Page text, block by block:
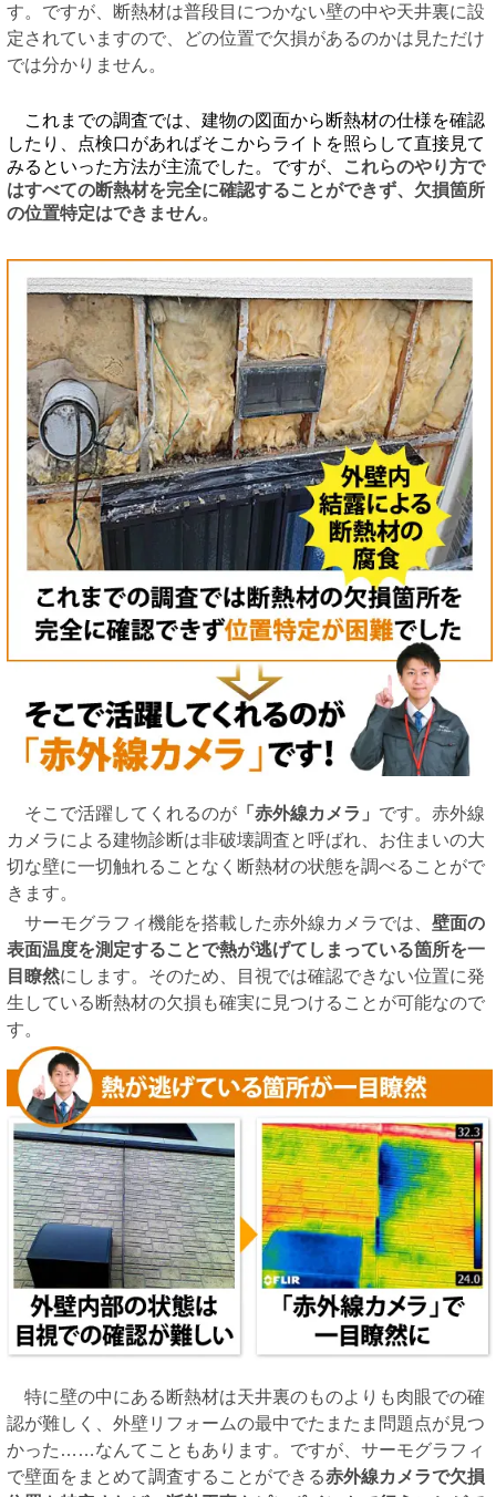
す。ですが、断熱材は普段目につかない壁の中や天井裏に設
定されていますので、どの位置で欠損があるのかは見ただけ
では分かりません。
これまでの調査では、建物の図面から断熱材の仕様を確認
したり、点検口があればそこからライトを照らして直接見て
みるといった方法が主流でした。ですが、
これらのやり方で
はすべての断熱材を完全に確認することができず、欠損箇所
の位置特定はできません。
そこで活躍してくれるのが「赤外線カメラ」 です。赤外線
カメラによる建物診断は非破壊調査と呼ばれ、お住まいの大
切な壁に一切触れることなく断熱材の状態を調べることがで
きます。
サーモグラフィ機能を搭載した赤外線カメラでは、 壁面の
表面温度を測定することで熱が逃げてしまっている箇所を一
目瞭然にします。そのため、目視では確認できない位置に発
生している断熱材の欠損も確実に見つけることが可能なので
す。
特に壁の中にある断熱材は天井裏のものよりも肉眼での確
認が難しく、外壁リフォームの最中でたまたま問題点が見つ
かった……なんてこともあります。ですが、サーモグラフィ
で壁面をまとめて調査することができる赤外線カメラで欠損